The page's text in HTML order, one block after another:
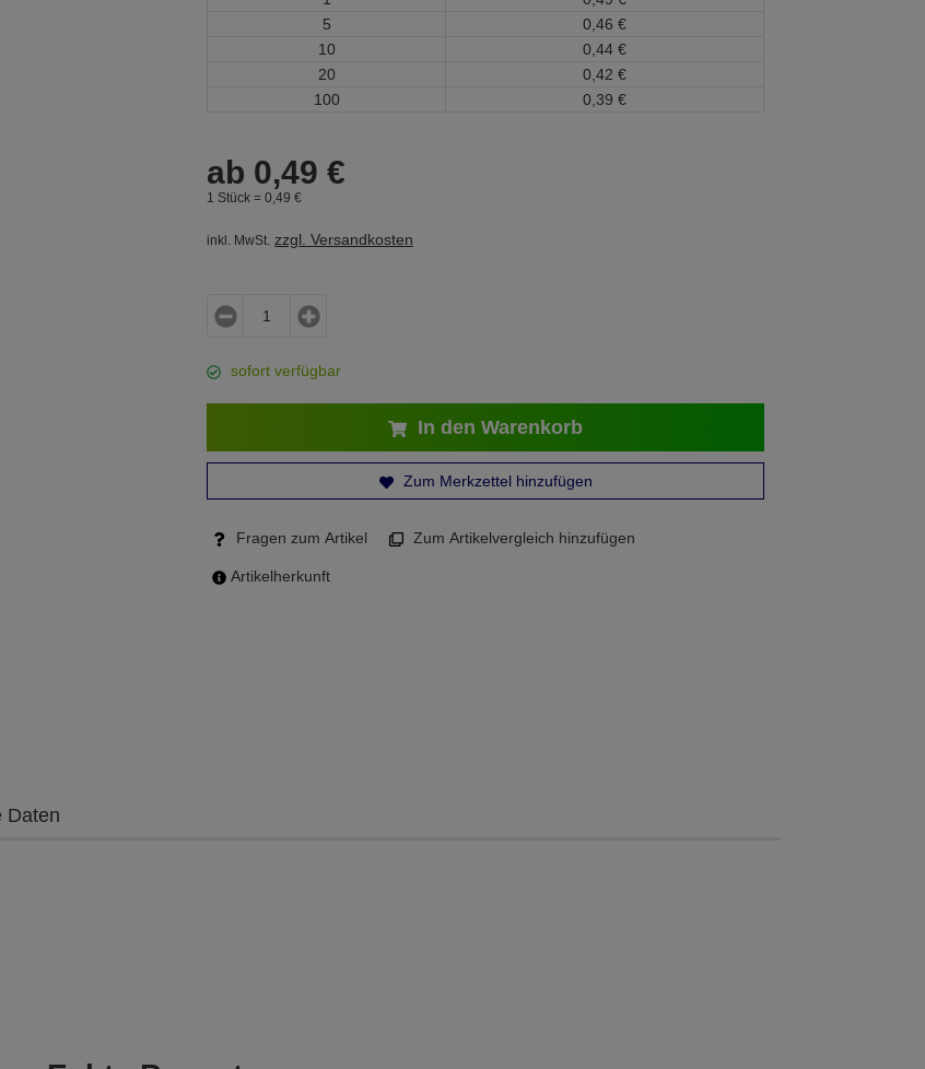
5
0, 46 €
10
0, 44 €
20
0, 42 €
100
0, 39 €
ab 0,49 €
1 Stück = 0, 49 €
inkl. MwSt. zzgl. Versandkosten
sofort verfügbar
In den Warenkorb
Zum Merkzettel hinzufügen
Fragen zum Artikel Zum Artikelvergleich hinzufügen
Artikelherkunft
Daten